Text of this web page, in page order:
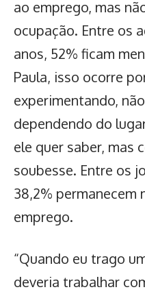
ao emprego, mas
ocupação. Entre os
anos, 52% ficam
Paula, isso ocorre
experimentando,
dependendo do
ele quer saber, mas
soubesse. Entre os
38,2% permanecem
emprego.
“Quando eu trago
deveria trabalhar